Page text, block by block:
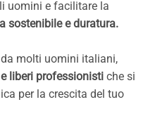
uomini e facilitare la
sostenibile e duratura.
molti uomini italiani,
liberi professionisti che si
per la crescita del tuo